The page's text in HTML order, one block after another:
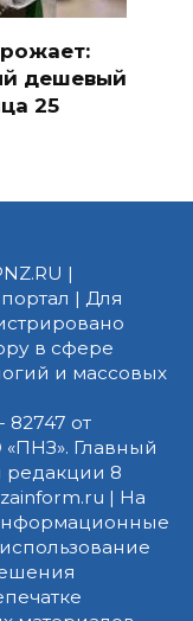
дешевый
25
|
| Для
в сфере
и массовых
от
«ПНЗ». Главный
редакции 8
| На